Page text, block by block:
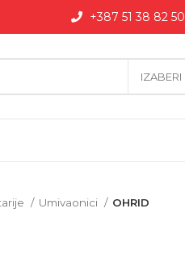
+387 51 38 82 50
Umivaonici OHRID